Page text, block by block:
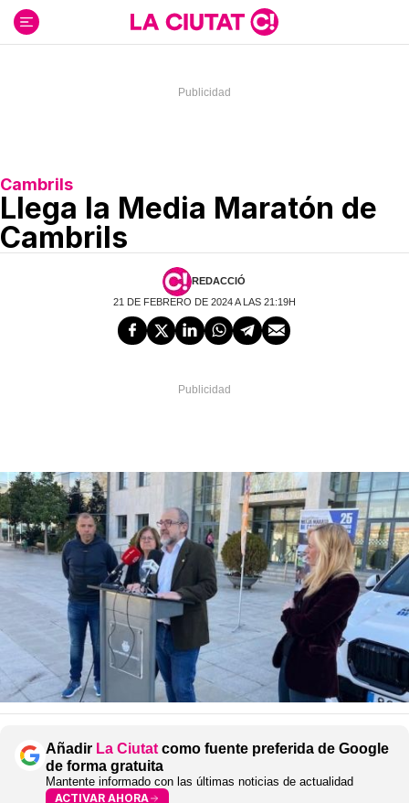
contenido
Cambrils
Llega la Media Maratón de
Cambrils
REDACCIÓ
21 DE FEBRERO DE 2024 A LAS 21:19H
Añadir La Ciutat como fuente preferida de Google
de forma gratuita
Mantente informado con las últimas noticias de actualidad
ACTIVAR AHORA